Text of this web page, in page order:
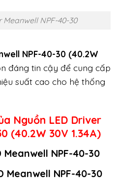
Meanwell NPF-40-30
NPF-40-30 (40.2W
đáng tin cậy để cung cấp
suất cao cho hệ thống
Nguồn LED Driver
(40.2W 30V 1.34A)
Meanwell NPF-40-30
Meanwell NPF-40-30